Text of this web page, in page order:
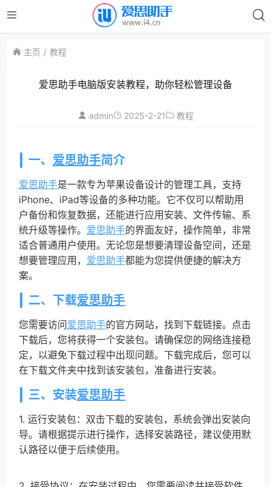
主页 教程
爱思助手电脑版安装教程，助你轻松管理设备
admin 2025-2-21 教程
一、 爱思助手简介
爱思助手是一款专为苹果设备设计的管理工具，支持
iPhone、iPad等设备的多种功能。它不仅可以帮助用
户备份和恢复数据，还能进行应用安装、文件传输、系
统升级等操作。 爱思助手的界面友好，操作简单，非常
适合普通用户使用。无论您是想要清理设备空间，还是
想要管理应用， 爱思助手都能为您提供便捷的解决方
案。
二、下载爱思助手
您需要访问爱思助手的官方网站，找到下载链接。点击
下载后，您将获得一个安装包。请确保您的网络连接稳
定，以避免下载过程中出现问题。下载完成后，您可以
在下载文件夹中找到该安装包，准备进行安装。
三、安装爱思助手
1. 运行安装包：双击下载的安装包，系统会弹出安装向
导。请根据提示进行操作，选择安装路径，建议使用默
认路径以便于后续使用。